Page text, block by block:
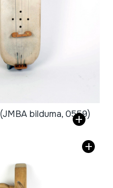
(JMBA bilduma, 0559)